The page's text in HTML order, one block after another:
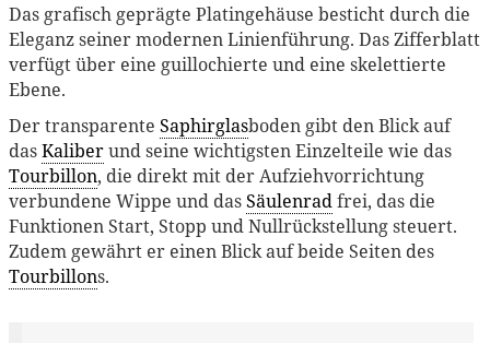
Das grafisch geprägte Platingehäuse besticht durch die
Eleganz seiner modernen Linienführung. Das Zifferblatt
verfügt über eine guillochierte und eine skelettierte
Ebene.
Der transparente Saphirglasboden gibt den Blick auf
dasKaliberund seine wichtigsten Einzelteile wie das
Tourbillon, die direkt mit der Aufziehvorrichtung
verbundene Wippe und dasSäulenradfrei, das die
Funktionen Start, Stopp und Nullrückstellung steuert.
Zudem gewährt er einen Blick auf beide Seiten des
Tourbillons.